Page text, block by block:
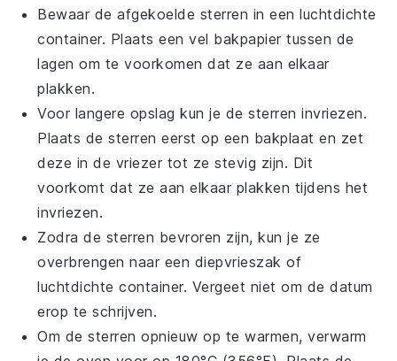
Bewaar de afgekoelde sterren in een luchtdichte
container. Plaats een vel bakpapier tussen de
lagen om te voorkomen dat ze aan elkaar
plakken.
Voor langere opslag kun je de sterren invriezen.
Plaats de sterren eerst op een bakplaat en zet
deze in de vriezer tot ze stevig zijn. Dit
voorkomt dat ze aan elkaar plakken tijdens het
invriezen.
Zodra de sterren bevroren zijn, kun je ze
overbrengen naar een diepvrieszak of
luchtdichte container. Vergeet niet om de datum
erop te schrijven.
Om de sterren opnieuw op te warmen, verwarm